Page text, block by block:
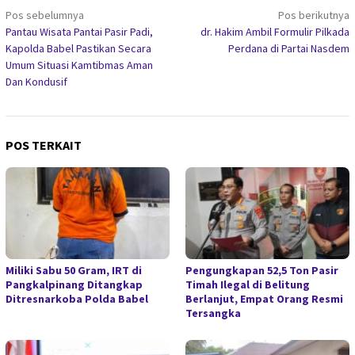
Navigasi
pos
Pos sebelumnya
Pantau Wisata Pantai Pasir Padi,
Kapolda Babel Pastikan Secara
Umum Situasi Kamtibmas Aman
Dan Kondusif
Pos berikutnya
dr. Hakim Ambil Formulir Pilkada
Perdana di Partai Nasdem
POS TERKAIT
Miliki Sabu 50 Gram, IRT di
Pangkalpinang Ditangkap
Ditresnarkoba Polda Babel
Pengungkapan 52,5 Ton Pasir
Timah Ilegal di Belitung
Berlanjut, Empat Orang Resmi
Tersangka